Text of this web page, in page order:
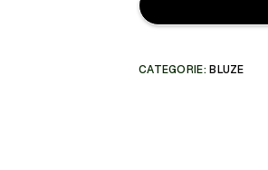
CATEGORIE:BLUZE